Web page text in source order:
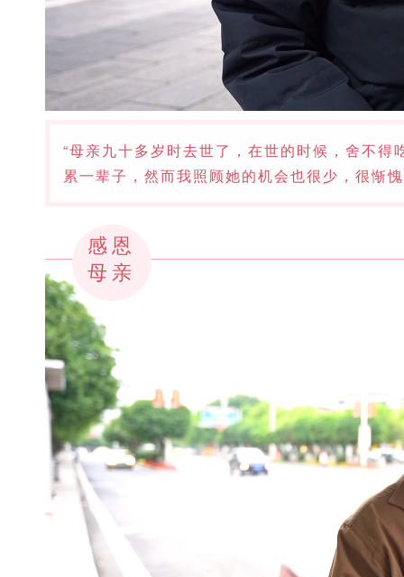
“母亲九十多岁时去世了，在世的时候，舍不
累一辈子，然而我照顾她的机会也很少，很惭
感恩
母亲